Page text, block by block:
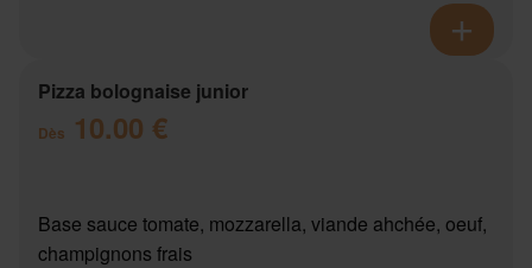
Pizza bolognaise junior
Dès 10.00 €
Base sauce tomate, mozzarella, viande ahchée, oeuf,
champignons frais